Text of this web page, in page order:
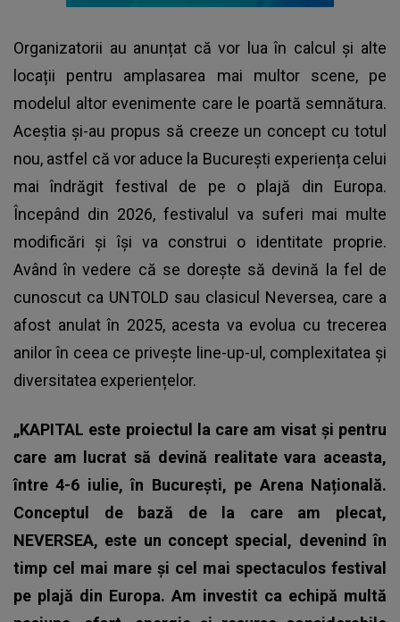
Organizatorii au anunțat că vor lua în calcul și alte
locații pentru amplasarea mai multor scene, pe
modelul altor evenimente care le poartă semnătura.
Aceștia și-au propus să creeze un concept cu totul
nou, astfel că vor aduce la București experiența celui
mai îndrăgit festival de pe o plajă din Europa.
Începând din 2026, festivalul va suferi mai multe
modificări și își va construi o identitate proprie.
Având în vedere că se dorește să devină la fel de
cunoscut ca UNTOLD sau clasicul Neversea, care a
afost anulat în 2025, acesta va evolua cu trecerea
anilor în ceea ce privește line-up-ul, complexitatea și
diversitatea experiențelor.
„KAPITAL este proiectul la care am visat și pentru
care am lucrat să devină realitate vara aceasta,
între 4-6 iulie, în București, pe Arena Națională.
Conceptul de bază de la care am plecat,
NEVERSEA, este un concept special, devenind în
timp cel mai mare și cel mai spectaculos festival
pe plajă din Europa. Am investit ca echipă multă